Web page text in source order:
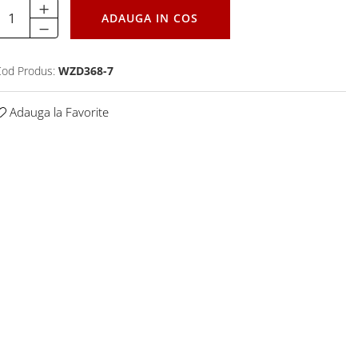
ADAUGA IN COS
Produs: WZD368-7
Adauga la Favorite